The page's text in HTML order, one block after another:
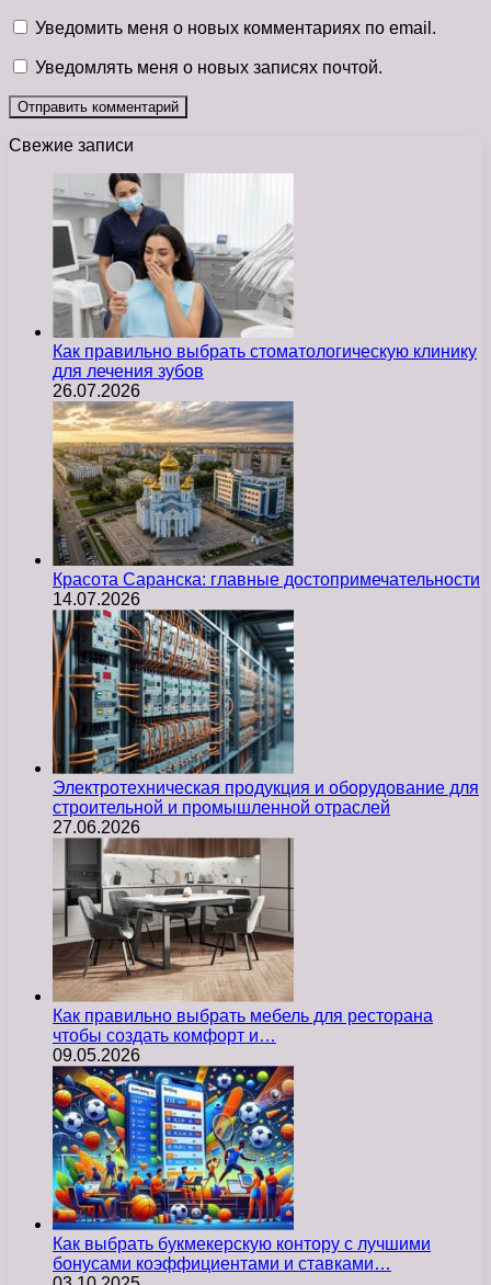
Уведомить меня о новых комментариях по email.
Уведомлять меня о новых записях почтой.
Свежие записи
Как правильно выбрать стоматологическую клинику
для лечения зубов
26.07.2026
Красота Саранска: главные достопримечательности
14.07.2026
Электротехническая продукция и оборудование для
строительной и промышленной отраслей
27.06.2026
Как правильно выбрать мебель для ресторана
чтобы создать комфорт и…
09.05.2026
Как выбрать букмекерскую контору с лучшими
бонусами коэффициентами и ставками…